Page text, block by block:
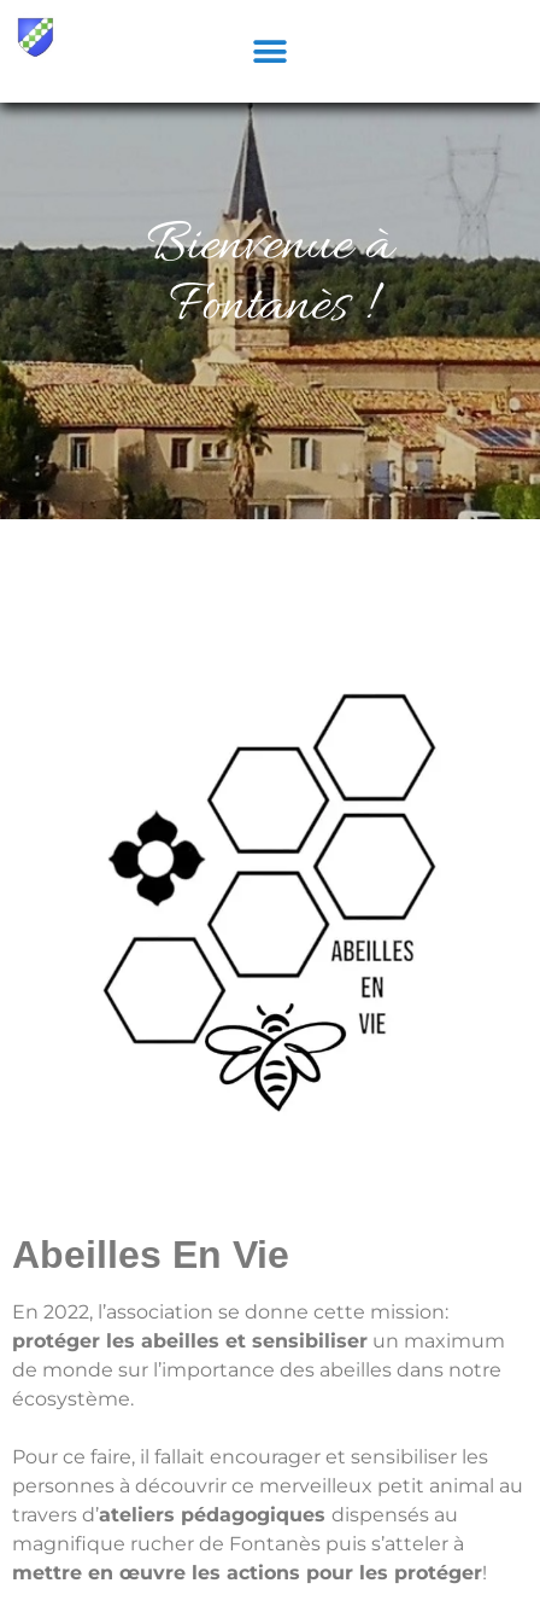
Bienvenue à
Fontanès !
Abeilles En Vie
En 2022, l’association se donne cette mission:
protéger les abeilles et sensibiliser un maximum
de monde sur l’importance des abeilles dans notre
écosystème.
Pour ce faire, il fallait encourager et sensibiliser les
personnes à découvrir ce merveilleux petit animal au
travers d’ateliers pédagogiques dispensés au
magnifique rucher de Fontanès puis s’atteler à
mettre en œuvre les actions pour les protéger!